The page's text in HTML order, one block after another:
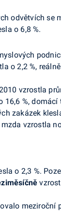
odvětvích se
o 6,8 %.
o 2,2 %,
vzrostla
16,6 %,
zakázek
vzrostla
o 2,3 %.
meziroční